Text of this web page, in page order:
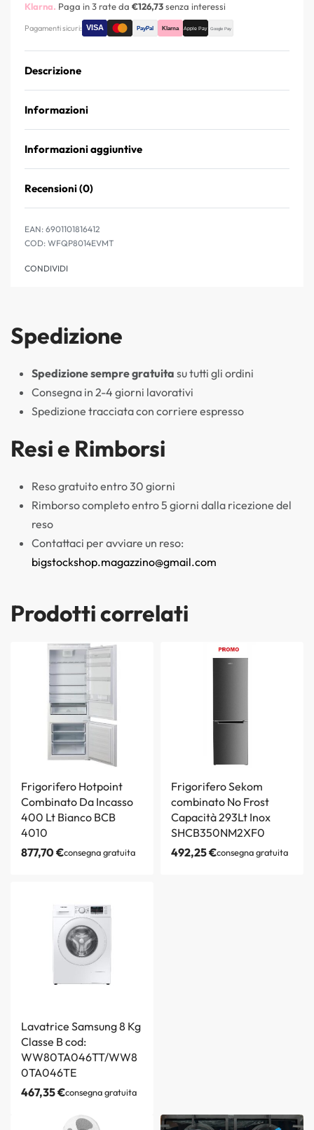
Klarna. Paga in 3 rate da €126,73senza interessi
Pagamenti sicuri:
Descrizione
Informazioni
Informazioni aggiuntive
Recensioni (0)
EAN: 6901101816412
WFQP8014EVMT
CONDIVIDI
Spedizione
Spedizione sempre gratuita su tutti gli ordini
Consegna in 2-4 giorni lavorativi
Spedizione tracciata con corriere espresso
Resi e Rimborsi
Reso gratuito entro 30 giorni
Rimborso completo entro 5 giorni dalla ricezione del
reso
Contattaci per avviare un reso:
bigstockshop.magazzino@gmail.com
Prodotti correlati
Frigorifero Hotpoint
Combinato Da Incasso
400 Lt Bianco BCB
4010
877,70€consegna gratuita
Frigorifero Sekom
combinato No Frost
Capacità 293Lt Inox
SHCB350NM2XF0
492,25€consegna gratuita
Lavatrice Samsung 8 Kg
Classe B cod:
WW80TA046TT/WW8
0TA046TE
467,35€consegna gratuita